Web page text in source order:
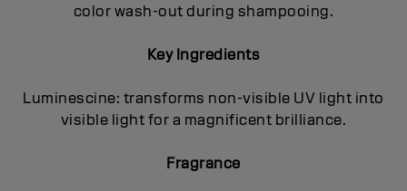
color wash-out during shampooing.
Key Ingredients
Luminescine: transforms non-visible UV light into
visible light for a magnificent brilIiance.
Fragrance